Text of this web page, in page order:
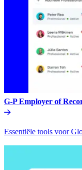
G-P Employer of
Essentiële tools voor